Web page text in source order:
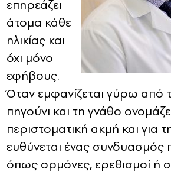
επηρεάζει
άτομα κάθε
ηλικίας και
όχι μόνο
εφήβους.
Όταν εμφανίζεται γύρω από
πηγούνι και τη γνάθο
περιστοματική ακμή και για
ευθύνεται ένας
όπως ορμόνες, ερεθισμοί ή